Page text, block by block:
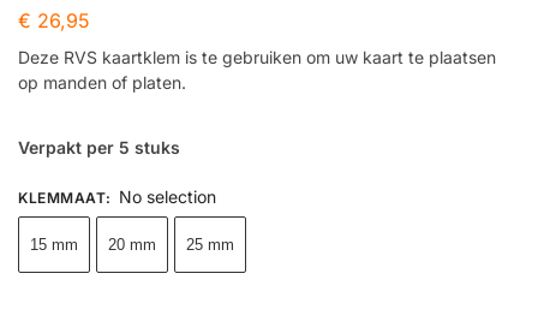
€ 26,95
Deze RVS kaartklem is te gebruiken om uw kaart te plaatsen
op manden of platen.
Verpakt per 5 stuks
KLEMMAAT: No selection
15 mm 20 mm 25 mm